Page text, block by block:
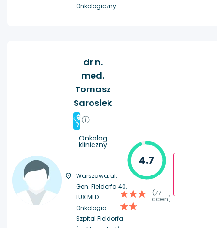
Onkologiczny
dr n.
med.
Tomasz
Sarosiek
#
7
Onkolog
kliniczny
Warszawa, ul.
Gen. Fieldorfa 40,
LUX MED
Onkologia
Szpital Fieldorfa
4.7
(77
ocen)